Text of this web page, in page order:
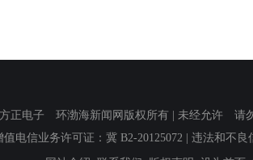
电子 环渤海新闻网版权所有 | 未经允许 请勿
值电信业务许可证：冀 B2-20125072 | 违法和不良